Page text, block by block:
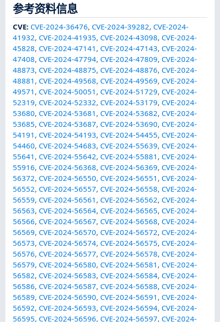
参考资料信息
CVE: CVE-2024-36476, CVE-2024-39282, CVE-2024-
41932, CVE-2024-41935, CVE-2024-43098, CVE-2024-
45828, CVE-2024-47141 , CVE-2024-47143, CVE-2024-
47408, CVE-2024-47794, CVE-2024-47809, CVE-2024-
48873, CVE-2024-48875, CVE-2024-48876, CVE-2024-
48881 , CVE-2024-49568, CVE-2024-49569, CVE-2024-
49571 , CVE-2024-50051 , CVE-2024-51729, CVE-2024-
52319, CVE-2024-52332, CVE-2024-53179, CVE-2024-
53680, CVE-2024-53681 , CVE-2024-53682, CVE-2024-
53685, CVE-2024-53687, CVE-2024-53690, CVE-2024-
54191 , CVE-2024-54193, CVE-2024-54455, CVE-2024-
54460, CVE-2024-54683, CVE-2024-55639, CVE-2024-
55641 , CVE-2024-55642, CVE-2024-55881 , CVE-2024-
55916, CVE-2024-56368, CVE-2024-56369, CVE-2024-
56372, CVE-2024-56550, CVE-2024-56551 , CVE-2024-
56552, CVE-2024-56557, CVE-2024-56558, CVE-2024-
56559, CVE-2024-56561 , CVE-2024-56562, CVE-2024-
56563, CVE-2024-56564, CVE-2024-56565, CVE-2024-
56566, CVE-2024-56567, CVE-2024-56568, CVE-2024-
56569, CVE-2024-56570, CVE-2024-56572, CVE-2024-
56573, CVE-2024-56574, CVE-2024-56575, CVE-2024-
56576, CVE-2024-56577, CVE-2024-56578, CVE-2024-
56579, CVE-2024-56580, CVE-2024-56581 , CVE-2024-
56582, CVE-2024-56583, CVE-2024-56584, CVE-2024-
56586, CVE-2024-56587, CVE-2024-56588, CVE-2024-
56589, CVE-2024-56590, CVE-2024-56591 , CVE-2024-
56592, CVE-2024-56593, CVE-2024-56594, CVE-2024-
56595, CVE-2024-56596, CVE-2024-56597, CVE-2024-